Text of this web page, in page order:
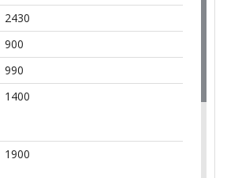
дерево 200/180мм
о том, как купить
уточняйте у нашего менеджера
.
сайте
для интернет-магазина
цен в розничных магазинах-
2430
900
990
1400
1900